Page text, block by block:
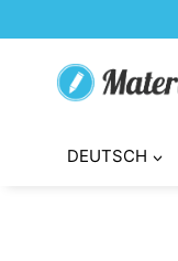
Inhalt
springen
DEUTSCH